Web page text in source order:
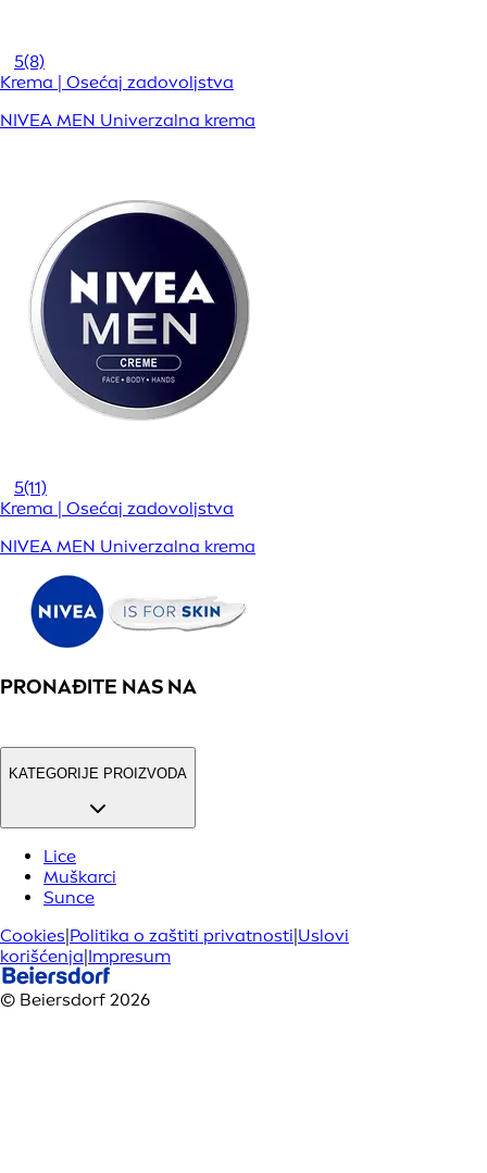
5(8)
Krema | Osećaj zadovoljstva
NIVEA MEN Univerzalna krema
5(11)
Krema | Osećaj zadovoljstva
NIVEA MEN Univerzalna krema
PRONAĐITE NAS NA
KATEGORIJE PROIZVODA
Lice
Muškarci
Sunce
Cookies|Politika o zaštiti privatnosti|Uslovi
korišćenja|Impresum
© Beiersdorf 2026